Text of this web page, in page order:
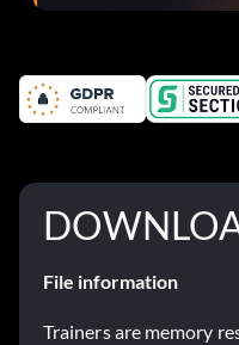
corrections dans
File information
Trainers are memory